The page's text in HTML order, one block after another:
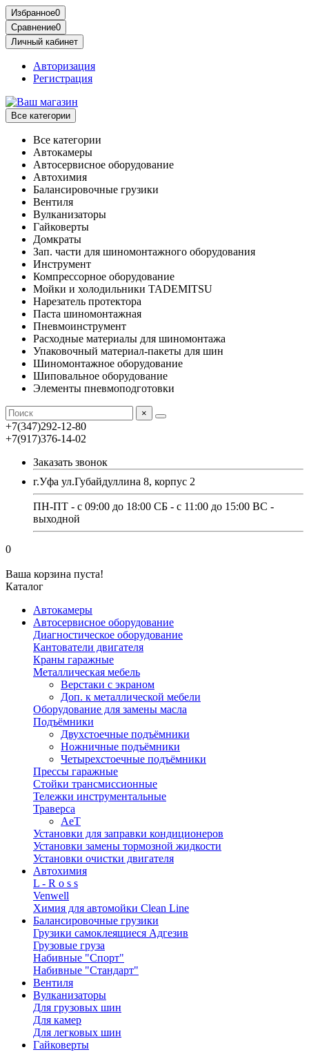
Избранное0
Сравнение0
Личный кабинет
Авторизация
Регистрация
Все категории
Все категории
Автокамеры
Автосервисное оборудование
Автохимия
Балансировочные грузики
Вентиля
Вулканизаторы
Гайковерты
Домкраты
Зап. части для шиномонтажного оборудования
Инструмент
Компрессорное оборудование
Мойки и холодильники TADEMITSU
Нарезатель протектора
Паста шиномонтажная
Пневмоинструмент
Расходные материалы для шиномонтажа
Упаковочный материал-пакеты для шин
Шиномонтажное оборудование
Шиповальное оборудование
Элементы пневмоподготовки
×
+7(347)292-12-80
+7(917)376-14-02
Заказать звонок
г.Уфа ул.Губайдуллина 8, корпус 2
ПН-ПТ - с 09:00 до 18:00 СБ - с 11:00 до 15:00 ВС -
выходной
0
Ваша корзина пуста!
Каталог
Автокамеры
Автосервисное оборудование
Диагностическое оборудование
Кантователи двигателя
Краны гаражные
Металлическая мебель
Верстаки с экраном
Доп. к металлической мебели
Оборудование для замены масла
Подъёмники
Двухстоечные подъёмники
Ножничные подъёмники
Четырехстоечные подъёмники
Прессы гаражные
Стойки трансмиссионные
Тележки инструментальные
Траверса
AeT
Установки для заправки кондиционеров
Установки замены тормозной жидкости
Установки очистки двигателя
Автохимия
L - R o s s
Venwell
Химия для автомойки Clean Line
Балансировочные грузики
Грузики самоклеящиеся Адгезив
Грузовые груза
Набивные "Спорт"
Набивные "Стандарт"
Вентиля
Вулканизаторы
Для грузовых шин
Для камер
Для легковых шин
Гайковерты